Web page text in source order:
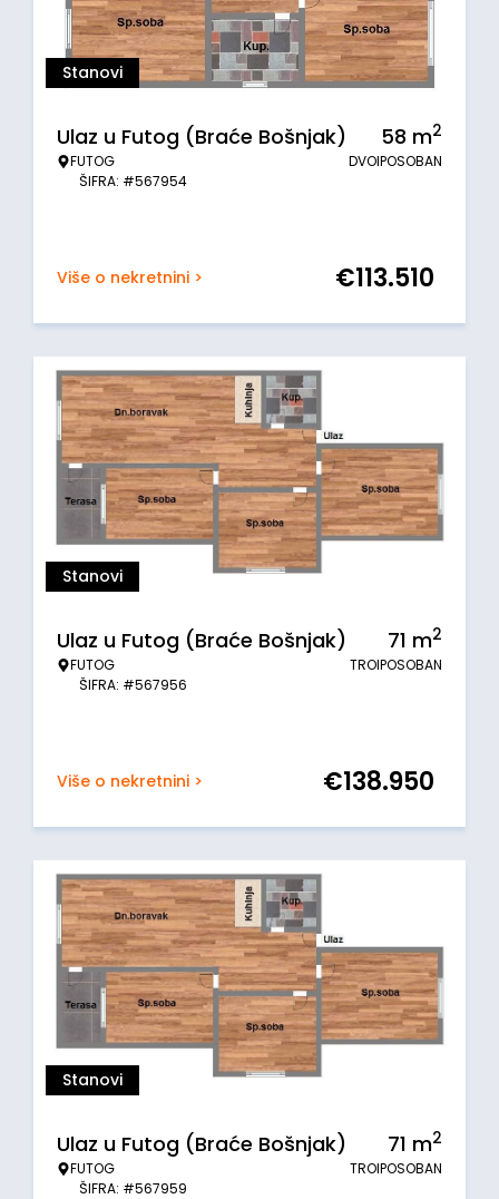
Stanovi
Ulaz u Futog (Braće Bošnjak)
FUTOG
ŠIFRA: #567954
58 m2
DVOIPOSOBAN
Više o nekretnini > €113.510
Stanovi
Ulaz u Futog (Braće Bošnjak)
FUTOG
ŠIFRA: #567956
71 m2
TROIPOSOBAN
Više o nekretnini > €138.950
Stanovi
Ulaz u Futog (Braće Bošnjak)
FUTOG
ŠIFRA: #567959
71 m2
TROIPOSOBAN